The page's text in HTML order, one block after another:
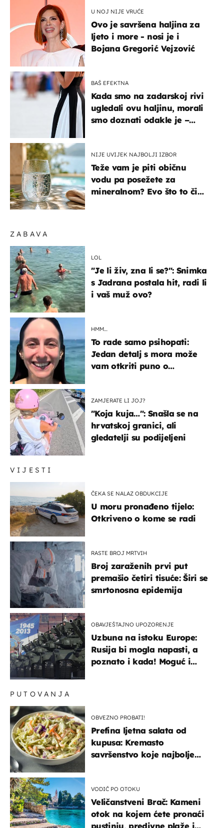
VIJESTI
ČEKA SE NALAZ OBDUKCIJE
U moru pronađeno tijelo:
Otkriveno o kome se radi
RASTE BROJ MRTVIH
Broj zaraženih prvi put
premašio četiri tisuće: Širi se
smrtonosna epidemija
OBAVJEŠTAJNO UPOZORENJE
Uzbuna na istoku Europe:
Rusija bi mogla napasti, a
poznato i kada! Moguć i
ZABAVA
LOL
"Je li živ, zna li se?": Snimka
s Jadrana postala hit, radi li
i vaš muž ovo?
HMM…
To rade samo psihopati:
Jedan detalj s mora može
vam otkriti puno o
ZAMJERATE LI JOJ?
"Koja kuja…": Snašla se na
hrvatskoj granici, ali
gledatelji su podijeljeni
PUTOVANJA
OBVEZNO PROBATI!
Prefina ljetna salata od
kupusa: Kremasto
savršenstvo koje najbolje
VODIČ PO OTOKU
Veličanstveni Brač: Kameni
otok na kojem ćete pronaći
pustinju, predivne plaže i
U NOJ NIJE VRUĆE
Ovo je savršena haljina za
ljeto i more - nosi je i
Bojana Gregorić Vejzović
BAŠ EFEKTNA
Kada smo na zadarskoj rivi
ugledali ovu haljinu, morali
smo doznati odakle je –
NIJE UVIJEK NAJBOLJI IZBOR
Teže vam je piti običnu
vodu pa posežete za
mineralnom? Evo što to čini